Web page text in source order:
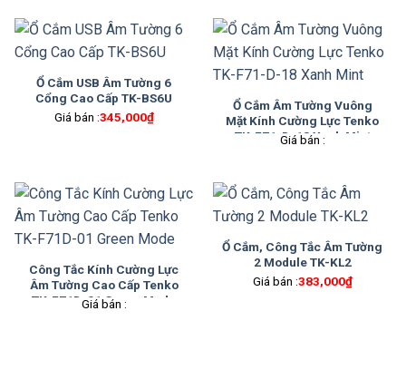
Ổ Cắm USB Âm Tường 6
Cổng Cao Cấp TK-BS6U
Giá bán :345,000₫
Ổ Cắm Âm Tường Vuông
Mặt Kính Cường Lực Tenko
TK-F71-D-18 Xanh Mint
Giá bán :
Công Tắc Kính Cường Lực
Âm Tường Cao Cấp Tenko
TK-F71D-01 Green Mode
Giá bán :
Ổ Cắm, Công Tắc Âm Tường
2 Module TK-KL2
Giá bán :383,000₫